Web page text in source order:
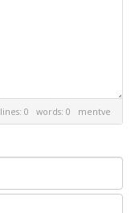
lines: 0 words: 0 mentve